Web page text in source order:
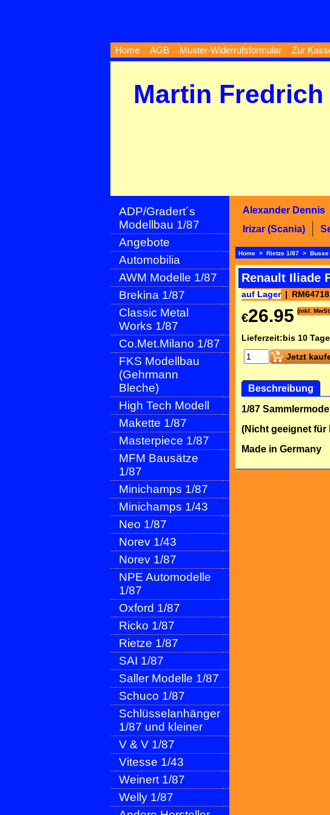
Martin Fredrich
Home AGB Muster-Widerrufsformular Zur
ADP/Gradert´s
Modellbau 1/87
Angebote
Automobilia
AWM Modelle 1/87
Brekina 1/87
Classic Metal
Works 1/87
Co.Met.Milano 1/87
FKS Modellbau
(Gehrmann
Bleche)
High Tech Modell
Makette 1/87
Masterpiece 1/87
MFM Bausätze
1/87
Minichamps 1/87
Minichamps 1/43
Neo 1/87
Norev 1/43
Norev 1/87
NPE Automodelle
1/87
Oxford 1/87
Ricko 1/87
Rietze 1/87
SAI 1/87
Saller Modelle 1/87
Schuco 1/87
Schlüsselanhänger
1/87 und kleiner
V & V 1/87
Vitesse 1/43
Weinert 1/87
Welly 1/87
Alexander Dennis
Irizar (Scania)
Home > Rietze 1/87 > Busse
Renault Iliade
auf Lager RM64718
€26.95 (inkl.
Lieferzeit:bis 10
Jetzt
Beschreibung
1/87 Sammlermodell
(Nicht geeignet für
Made in Germany